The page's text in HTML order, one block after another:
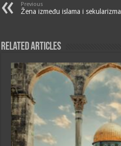
Previous
Žena između islama i sekularizma
Related Articles